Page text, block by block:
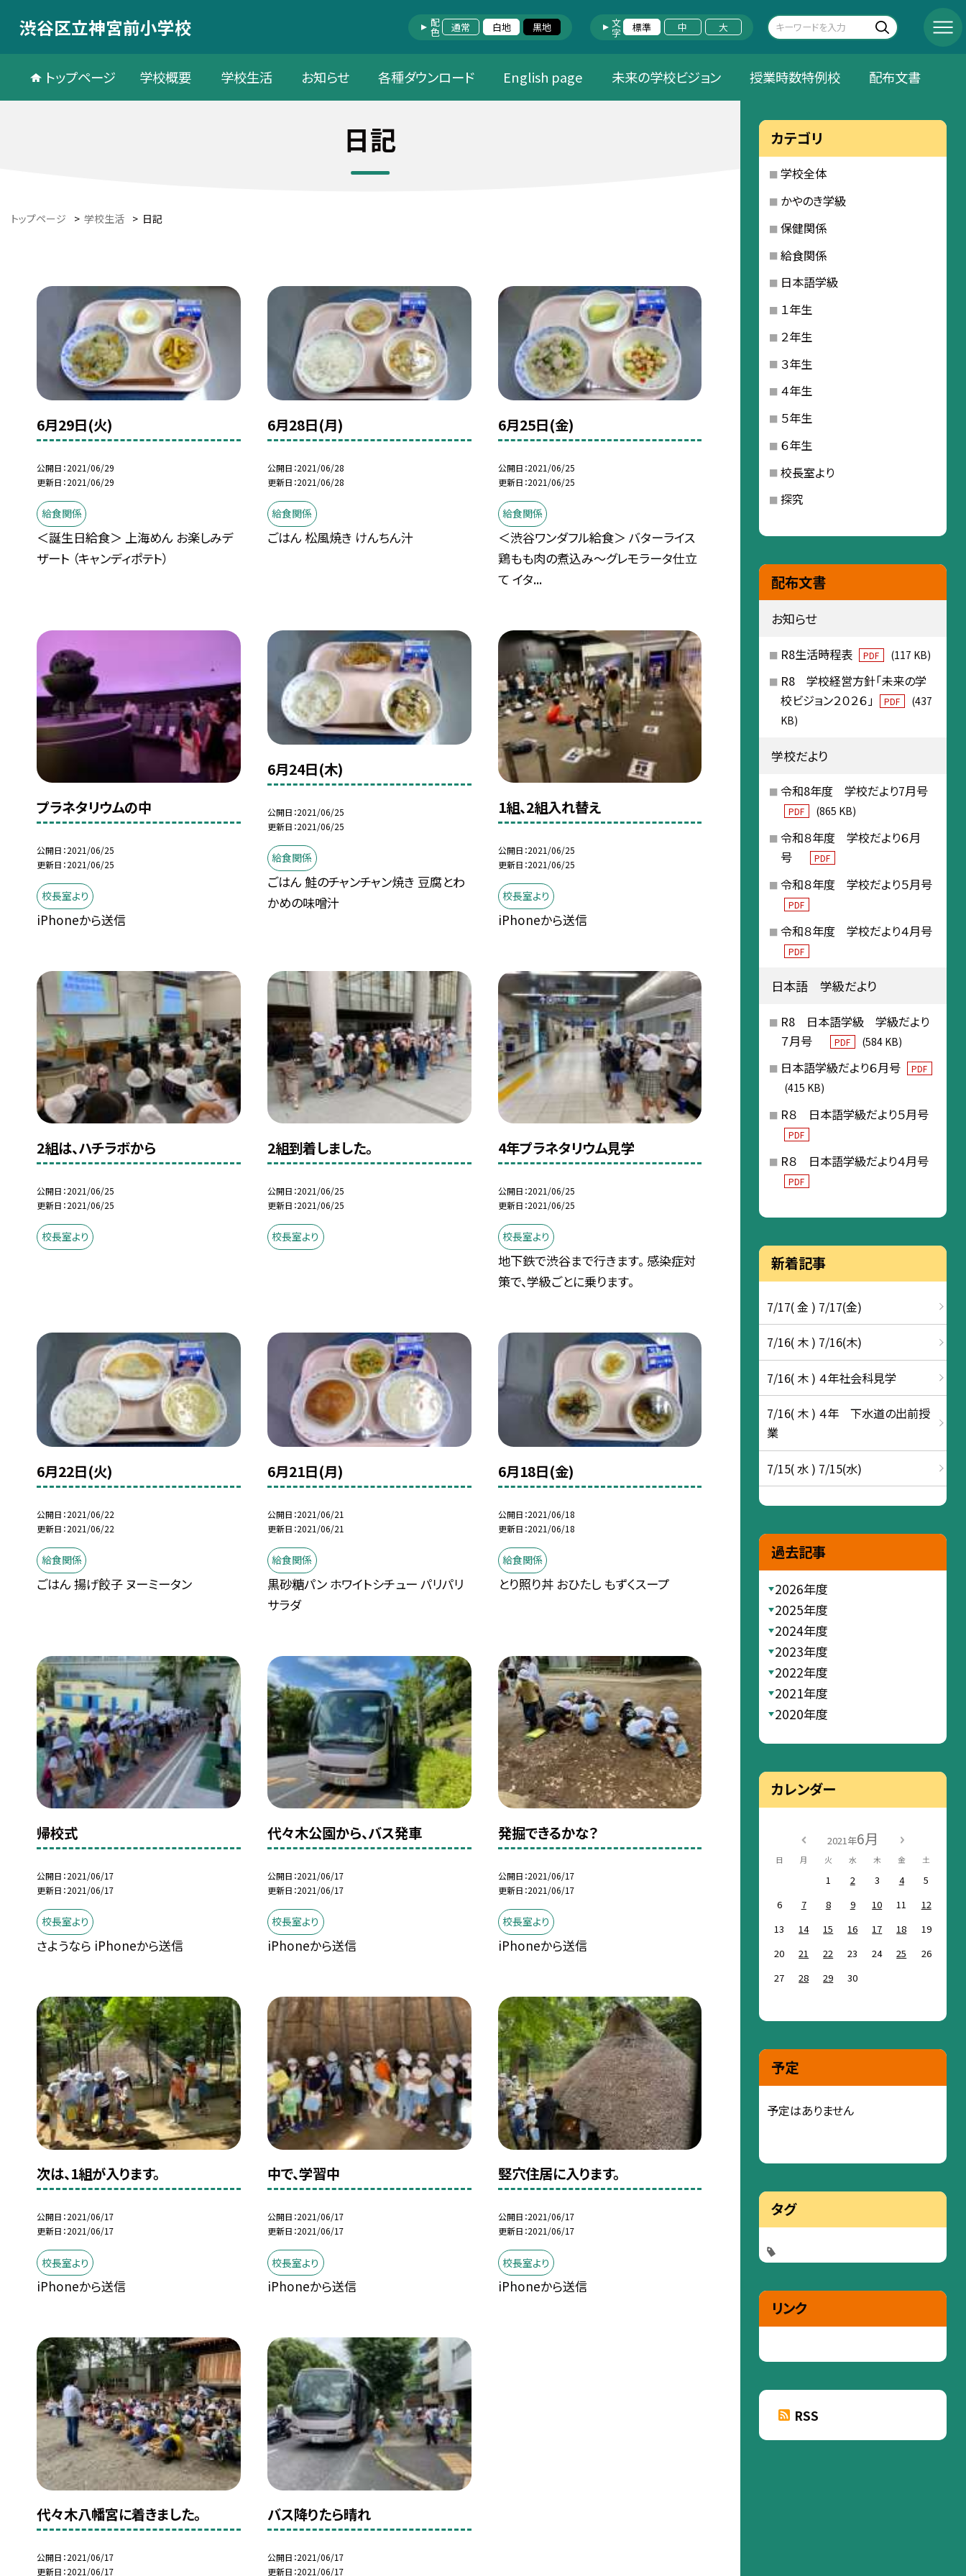
渋谷区立神宮前小学校 配色 通常 白地 黒地 文字 標準 中 大
トップページ 学校概要 学校生活 お知らせ 各種ダウンロード English page 未来の学校ビジョン 授業時数特例校 配布文書
日記
トップページ > 学校生活 > 日記
6月29日(火)
公開日 2021/06/29
更新日 2021/06/29
給食関係
＜誕生日給食＞ 上海めん お楽しみデ
ザート （キャンディポテト）
6月28日(月)
公開日 2021/06/28
更新日 2021/06/28
給食関係
ごはん 松風焼き けんちん汁
6月25日(金)
公開日 2021/06/25
更新日 2021/06/25
給食関係
＜渋谷ワンダフル給食＞ バターライス
鶏もも肉の煮込み〜グレモラータ仕立
て イタ...
プラネタリウムの中
公開日 2021/06/25
更新日 2021/06/25
校長室より
iPhoneから送信
6月24日(木)
公開日 2021/06/25
更新日 2021/06/25
給食関係
ごはん 鮭のチャンチャン焼き 豆腐とわ
かめの味噌汁
1組、2組入れ替え
公開日 2021/06/25
更新日 2021/06/25
校長室より
iPhoneから送信
2組は、ハチラボから
公開日 2021/06/25
更新日 2021/06/25
校長室より
2組到着しました。
公開日 2021/06/25
更新日 2021/06/25
校長室より
4年プラネタリウム見学
公開日 2021/06/25
更新日 2021/06/25
校長室より
地下鉄で渋谷まで行きます。 感染症対
策で、学級ごとに乗ります。
6月22日(火)
公開日 2021/06/22
更新日 2021/06/22
給食関係
ごはん 揚げ餃子 ヌーミータン
6月21日(月)
公開日 2021/06/21
更新日 2021/06/21
給食関係
黒砂糖パン ホワイトシチュー パリパリ
サラダ
6月18日(金)
公開日 2021/06/18
更新日 2021/06/18
給食関係
とり照り丼 おひたし もずくスープ
帰校式
公開日 2021/06/17
更新日 2021/06/17
校長室より
さようなら iPhoneから送信
代々木公園から、バス発車
公開日 2021/06/17
更新日 2021/06/17
校長室より
iPhoneから送信
発掘できるかな？
公開日 2021/06/17
更新日 2021/06/17
校長室より
iPhoneから送信
次は、1組が入ります。
公開日 2021/06/17
更新日 2021/06/17
校長室より
iPhoneから送信
中で、学習中
公開日 2021/06/17
更新日 2021/06/17
校長室より
iPhoneから送信
竪穴住居に入ります。
公開日 2021/06/17
更新日 2021/06/17
校長室より
iPhoneから送信
代々木八幡宮に着きました。
公開日 2021/06/17
更新日 2021/06/17
バス降りたら晴れ
公開日 2021/06/17
更新日 2021/06/17
カテゴリ
学校全体
かやのき学級
保健関係
給食関係
日本語学級
１年生
２年生
３年生
４年生
５年生
６年生
校長室より
探究
配布文書
お知らせ
R8生活時程表 PDF (117 KB)
R8 学校経営方針「未来の学
校ビジョン２０２６」
PDF
(437
KB)
学校だより
令和8年度 学校だより7月号
PDF (865 KB)
令和８年度 学校だより６月
号
PDF
令和８年度 学校だより５月号
PDF
令和８年度 学校だより４月号
PDF
日本語 学級だより
R8 日本語学級 学級だより
７月号
PDF (584 KB)
日本語学級だより６月号 PDF
(415 KB)
R８ 日本語学級だより５月号
PDF
R８ 日本語学級だより４月号
PDF
新着記事
7/17( 金 ) 7/17(金)
7/16( 木 ) 7/16(木)
7/16( 木 ) ４年社会科見学
7/16( 木 ) ４年 下水道の出前授
業
7/15( 水 ) 7/15(水)
過去記事
2026年度
2025年度
2024年度
2023年度
2022年度
2021年度
2020年度
カレンダー
2021年6月
日 月 火 水 木 金 土
1 2 3 4
5
6
7 8 9 10 11
12
13
14 15 16 17 18
19
20
21 22 23 24 25
26
27
28 29 30
予定
予定はありません
タグ
リンク
RSS